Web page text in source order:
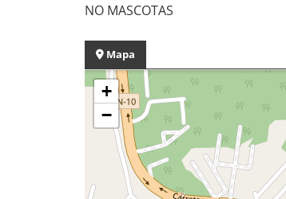
NO MASCOTAS
Mapa
+
−